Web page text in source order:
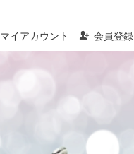
マイアカウント 会員登録